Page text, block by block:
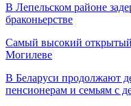
В Лепельском районе
браконьерстве
Самый высокий открытый
Могилеве
В Беларуси продолжают
пенсионерам и семьям с